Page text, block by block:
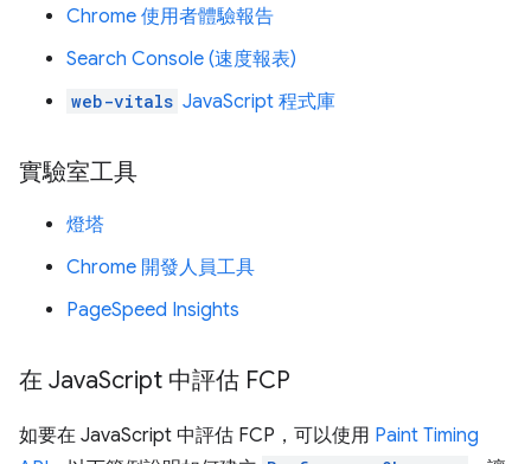
Chrome 使用者體驗報告
Search Console (速度報表)
web-vitals JavaScript 程式庫
實驗室工具
燈塔
Chrome 開發人員工具
PageSpeed Insights
在 JavaScript 中評估 FCP
如要在 JavaScript 中評估 FCP，可以使用 Paint Timing